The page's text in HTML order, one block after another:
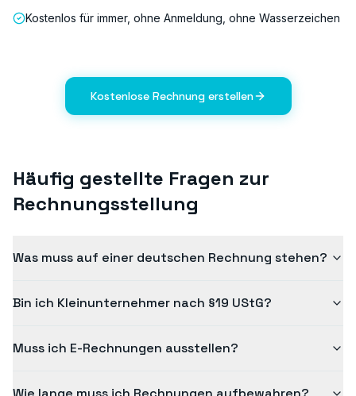
Kostenlos für immer, ohne Anmeldung, ohne Wasserzeichen
Kostenlose Rechnung erstellen
Häufig gestellte Fragen zur
Rechnungsstellung
Was muss auf einer deutschen Rechnung stehen?
Bin ich Kleinunternehmer nach §19 UStG?
Muss ich E-Rechnungen ausstellen?